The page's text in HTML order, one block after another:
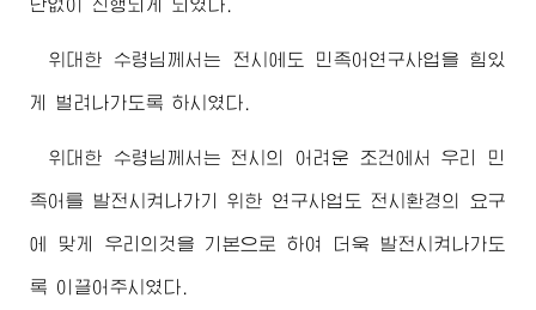
단없이 진행되게 되였다.
위대한 수령님 께서는 전시에도 민족어연구사업을 힘있
게 벌려나가도록 하시였다.
위대한 수령님 께서는 전시의 어려운 조건에서 우리 민
족어를 발전시켜나가기 위한 연구사업도 전시환경의 요구
에 맞게 우리의것을 기본으로 하여 더욱 발전시켜나가도
록 이끌어주시였다.